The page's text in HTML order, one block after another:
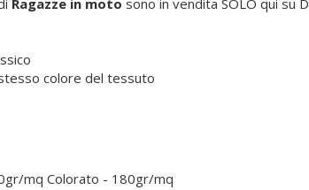
Ragazze in moto sono in vendita SOLO qui su
colore del tessuto
mq Colorato - 180gr/mq